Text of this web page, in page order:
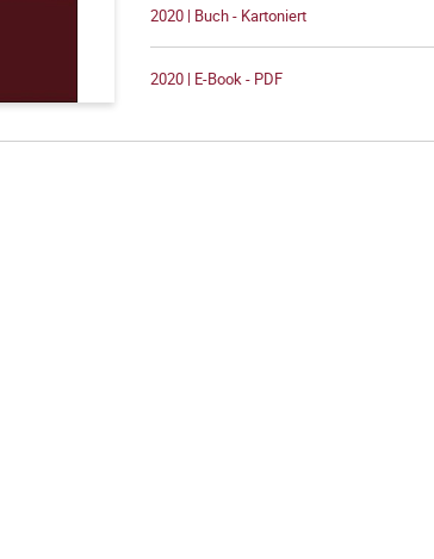
2020 | Buch - Kartoniert
2020 | E-Book - PDF